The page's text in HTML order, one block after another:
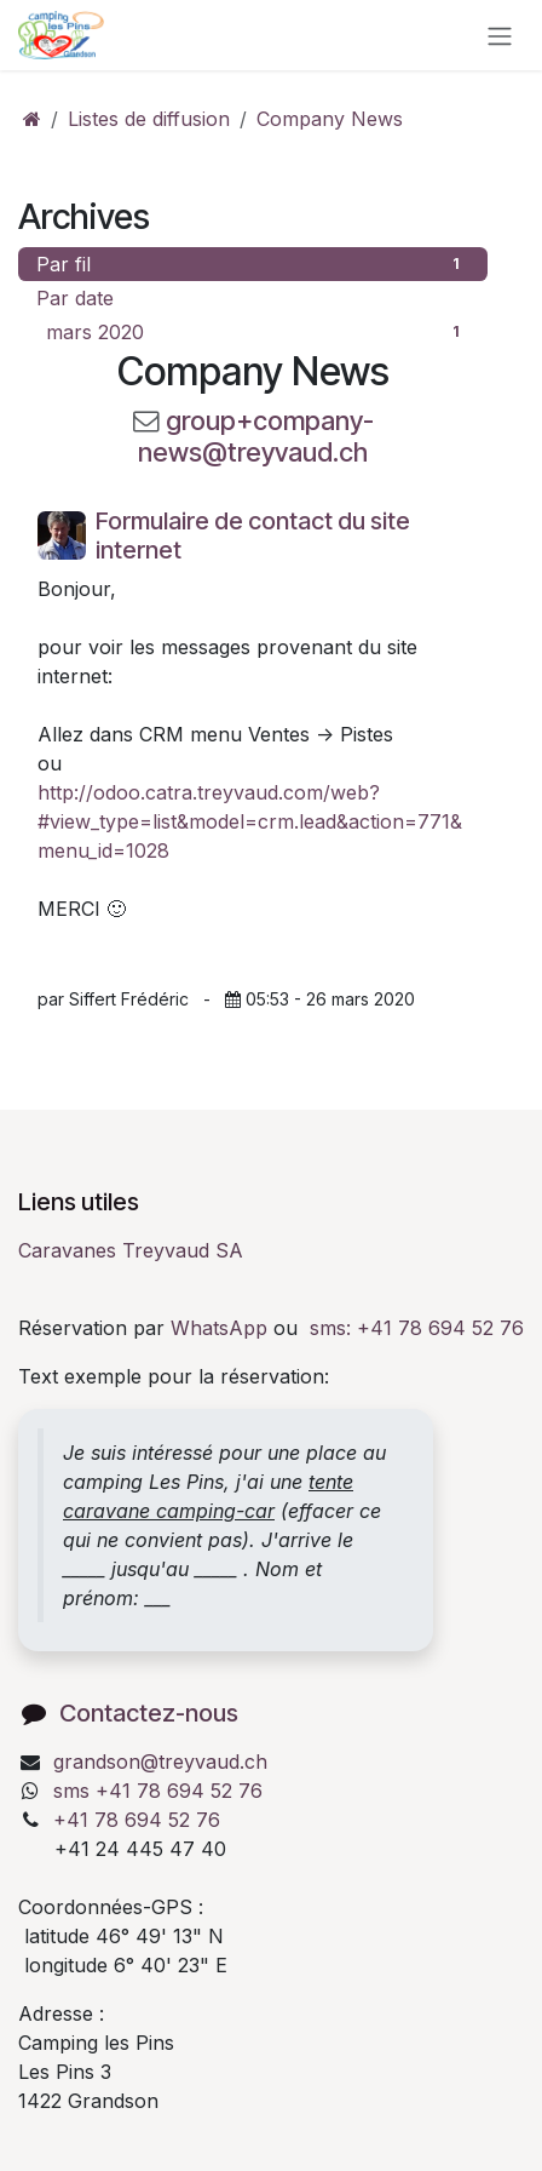
Se rendre au contenu
Listes de diffusion Company News
Archives
Par fil 1
Par date
mars 2020
1
Company News
group+company-
news@treyvaud.ch
Formulaire de contact du site
internet
Bonjour,
pour voir les messages provenant du site
internet:
Allez dans CRM menu Ventes -> Pistes
ou
http://odoo.catra.treyvaud.com/web?
#view_type=list&model=crm.lead&action=771&
menu_id=1028
MERCI 🙂
par Siffert Frédéric - 05:53 - 26 mars 2020
Liens utiles
Caravanes Treyvaud SA
Réservation par WhatsApp ou sms: +41 78 694 52 76
Text exemple pour la réservation:
Je suis intéressé pour une place au
camping Les Pins, j'ai une tente
caravane camping-car(effacer ce
qui ne convient pas). J'arrive le
_____ jusqu'au _____ . Nom et
prénom: ___
Contactez-nous
grandson@treyvaud.ch
sms +41 78 694 52 76
+41 78 694 52 76
+41 24 445 47 40
Coordonnées-GPS :
latitude 46° 49' 13" N
longitude 6° 40' 23" E
Adresse :
Camping les Pins
Les Pins 3
1422 Grandson